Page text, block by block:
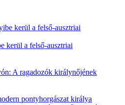
kerül a felső-ausztriai
A ragadozók királynőjének
pontyhorgászat királya